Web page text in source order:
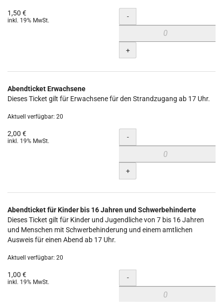
1,50 €
inkl. 19% MwSt. Menge
-
+
Abendticket Erwachsene
Dieses Ticket gilt für Erwachsene für den Strandzugang ab 17 Uhr.
Aktuell verfügbar: 20
2,00 €
inkl. 19% MwSt. Menge
-
+
Abendticket für Kinder bis 16 Jahren und Schwerbehinderte
Dieses Ticket gilt für Kinder und Jugendliche von 7 bis 16 Jahren
und Menschen mit Schwerbehinderung und einem amtlichen
Ausweis für einen Abend ab 17 Uhr.
Aktuell verfügbar: 20
1,00 €
inkl. 19% MwSt. Menge
-